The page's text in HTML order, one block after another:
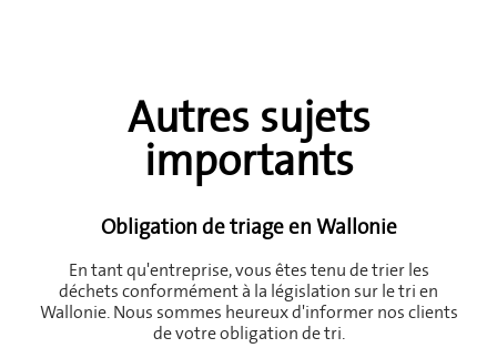
Autres sujets
importants
Obligation de triage en Wallonie
En tant qu'entreprise, vous êtes tenu de trier les
déchets conformément à la législation sur le tri en
Wallonie. Nous sommes heureux d'informer nos clients
de votre obligation de tri.